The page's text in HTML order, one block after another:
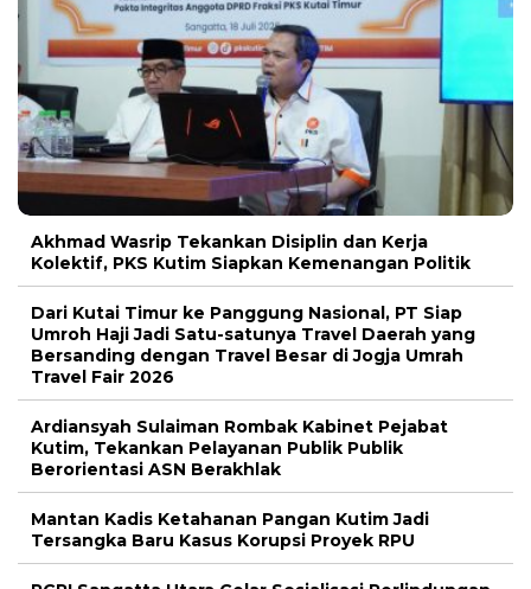
Akhmad Wasrip Tekankan Disiplin dan Kerja
Kolektif, PKS Kutim Siapkan Kemenangan Politik
Dari Kutai Timur ke Panggung Nasional, PT Siap
Umroh Haji Jadi Satu-satunya Travel Daerah yang
Bersanding dengan Travel Besar di Jogja Umrah
Travel Fair 2026
Ardiansyah Sulaiman Rombak Kabinet Pejabat
Kutim, Tekankan Pelayanan Publik Publik
Berorientasi ASN Berakhlak
Mantan Kadis Ketahanan Pangan Kutim Jadi
Tersangka Baru Kasus Korupsi Proyek RPU